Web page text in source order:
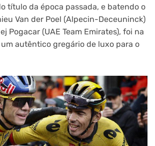
título da época passada, e batendo o
Van der Poel (Alpecin-Deceuninck)
Pogacar (UAE Team Emirates), foi na
autêntico gregário de luxo para o